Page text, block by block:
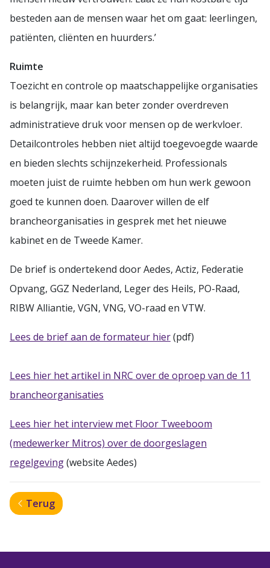
besteden aan de mensen waar het om gaat: leerlingen,
patiënten, cliënten en huurders.’
Ruimte
Toezicht en controle op maatschappelijke organisaties
is belangrijk, maar kan beter zonder overdreven
administratieve druk voor mensen op de werkvloer.
Detailcontroles hebben niet altijd toegevoegde waarde
en bieden slechts schijnzekerheid. Professionals
moeten juist de ruimte hebben om hun werk gewoon
goed te kunnen doen. Daarover willen de elf
brancheorganisaties in gesprek met het nieuwe
kabinet en de Tweede Kamer.
De brief is ondertekend door Aedes, Actiz, Federatie
Opvang, GGZ Nederland, Leger des Heils, PO-Raad,
RIBW Alliantie, VGN, VNG, VO-raad en VTW.
Lees de brief aan de formateur hier(pdf)
Lees hier het artikel in NRC over de oproep van de 11
brancheorganisaties
Lees hier het interview met Floor Tweeboom
(medewerker Mitros) over de doorgeslagen
regelgeving(website Aedes)
Terug